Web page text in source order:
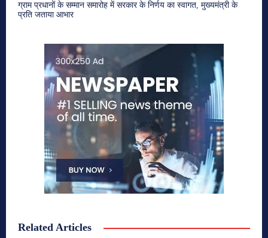
ग्राम प्रधानों के सम्मान समारोह में सरकार के निर्णय का स्वागत, मुख्यमंत्री के
प्रति जताया आभार
Related Articles